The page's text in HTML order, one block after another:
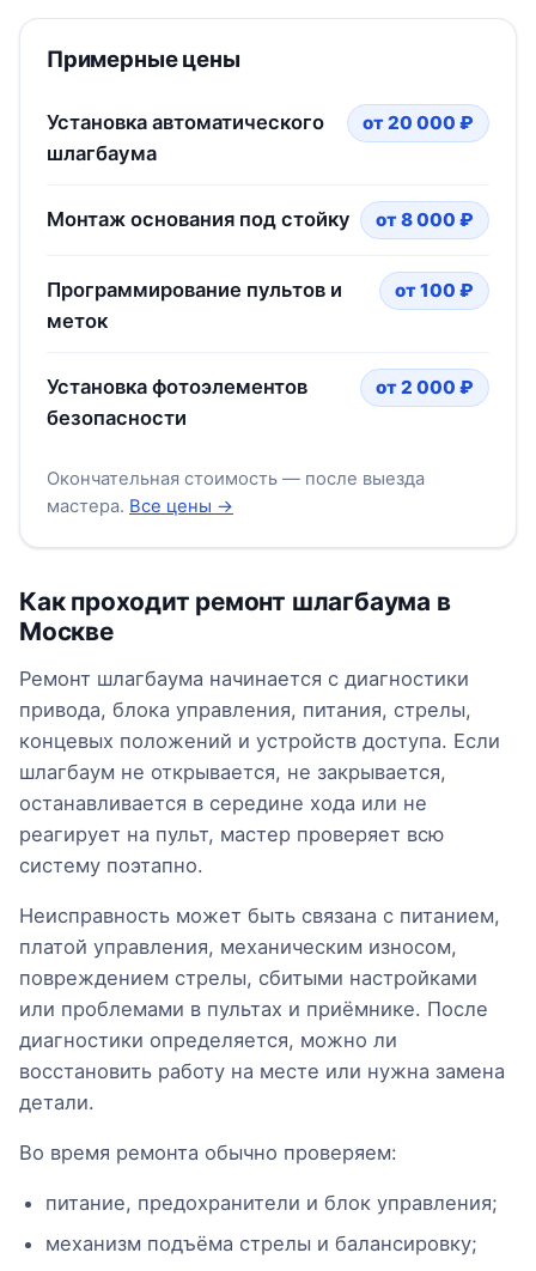
Примерные цены
Установка автоматического
шлагбаума
от 20 000 ₽
Монтаж основания под стойку от 8 000 ₽
Программирование пультов и
меток
от 100 ₽
Установка фотоэлементов
безопасности
от 2 000 ₽
Окончательная стоимость — после выезда
мастера. Все цены →
Как проходит ремонт шлагбаума в
Москве
Ремонт шлагбаума начинается с диагностики
привода, блока управления, питания, стрелы,
концевых положений и устройств доступа. Если
шлагбаум не открывается, не закрывается,
останавливается в середине хода или не
реагирует на пульт, мастер проверяет всю
систему поэтапно.
Неисправность может быть связана с питанием,
платой управления, механическим износом,
повреждением стрелы, сбитыми настройками
или проблемами в пультах и приёмнике. После
диагностики определяется, можно ли
восстановить работу на месте или нужна замена
детали.
Во время ремонта обычно проверяем:
питание, предохранители и блок управления;
механизм подъёма стрелы и балансировку;